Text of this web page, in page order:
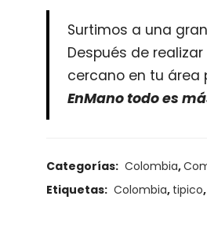
Surtimos a una
Después de
cercano en tu área
EnMano todo es
Categorías: Colombia,
Etiquetas: Colombia, tipico,